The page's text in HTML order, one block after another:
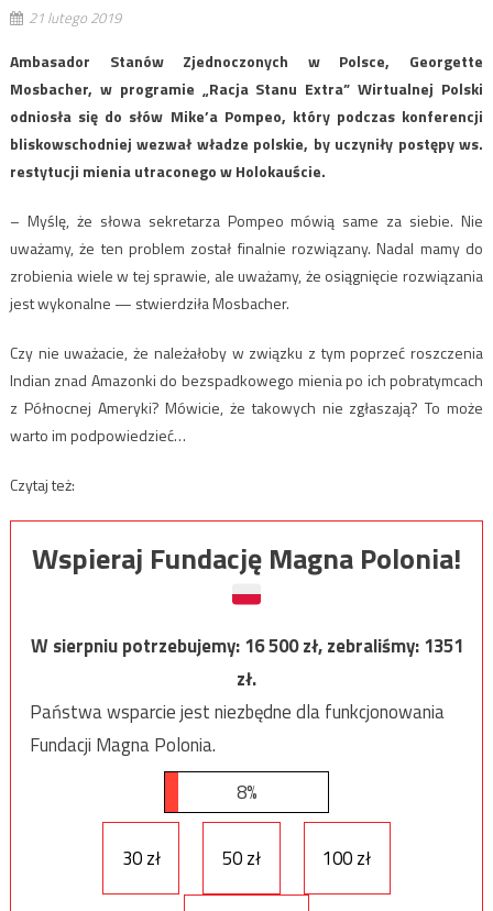
21 lutego 2019
Ambasador Stanów Zjednoczonych w Polsce, Georgette
Mosbacher, w programie „Racja Stanu Extra” Wirtualnej Polski
odniosła się do słów Mike’a Pompeo, który podczas konferencji
bliskowschodniej wezwał władze polskie, by uczyniły postępy ws.
restytucji mienia utraconego w Holokauście.
– Myślę, że słowa sekretarza Pompeo mówią same za siebie. Nie
uważamy, że ten problem został finalnie rozwiązany. Nadal mamy do
zrobienia wiele w tej sprawie, ale uważamy, że osiągnięcie rozwiązania
jest wykonalne — stwierdziła Mosbacher.
Czy nie uważacie, że należałoby w związku z tym poprzeć roszczenia
Indian znad Amazonki do bezspadkowego mienia po ich pobratymcach
z Północnej Ameryki? Mówicie, że takowych nie zgłaszają? To może
warto im podpowiedzieć…
Czytaj też:
Wspieraj Fundację Magna Polonia!
W sierpniu potrzebujemy:16 500zł, zebraliśmy:1351
zł.
Państwa wsparcie jest niezbędne dla funkcjonowania
Fundacji Magna Polonia.
8%
30 zł 50 zł 100 zł